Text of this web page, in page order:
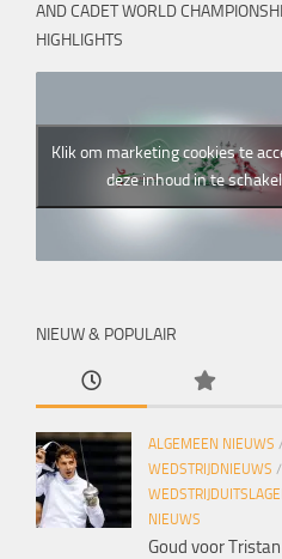
AND CADET WORLD
HIGHLIGHTS
Klik om marketing cookies te
deze inhoud in te
NIEUW & POPULAIR
ALGEMEEN NIEUWS /
WEDSTRIJDNIEUWS /
NIEUWS
Goud voor